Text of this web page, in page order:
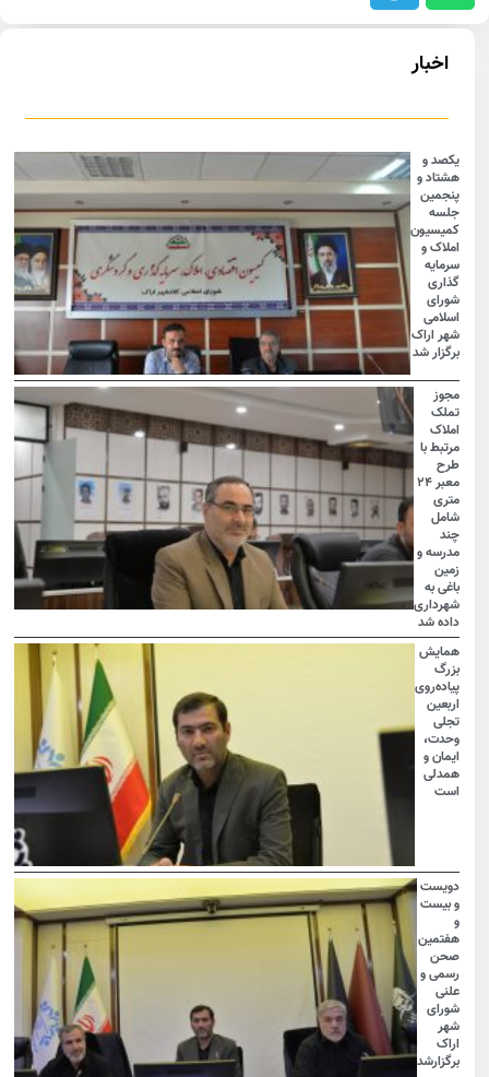
اخبار
یکصد و
هشتاد و
پنجمین
جلسه
کمیسیون
املاک و
سرمایه
گذاری
شورای
اسلامی
شهر اراک
برگزار شد
مجوز
تملک
املاک
مرتبط با
طرح
معبر ۲۴
متری
شامل
چند
مدرسه و
زمین
باغی به
شهرداری
داده شد
همایش
بزرگ
پیاده‌روی
اربعین
تجلی
وحدت،
ایمان و
همدلی
است
دویست
و بیست
هفتمین
صحن
رسمی و
علنی
شورای
شهر
اراک
برگزارشد